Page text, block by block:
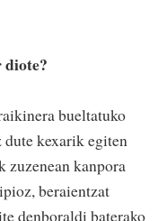
bueltatuko
dute kexarik egiten
zuzenean kanpora
beraientzat
denboraldi baterako